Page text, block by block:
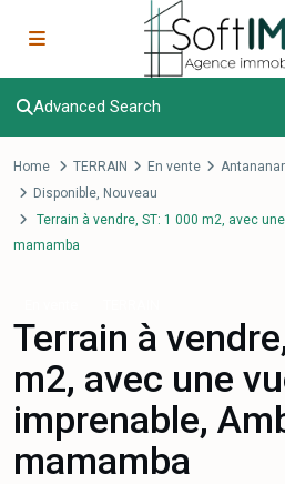
Advanced Search
Home TERRAIN En vente
Disponible, Nouveau
Terrain à vendre, ST: 1 000 m2, avec
mamamba
Terrain à
m2, avec une
imprenable,
mamamba